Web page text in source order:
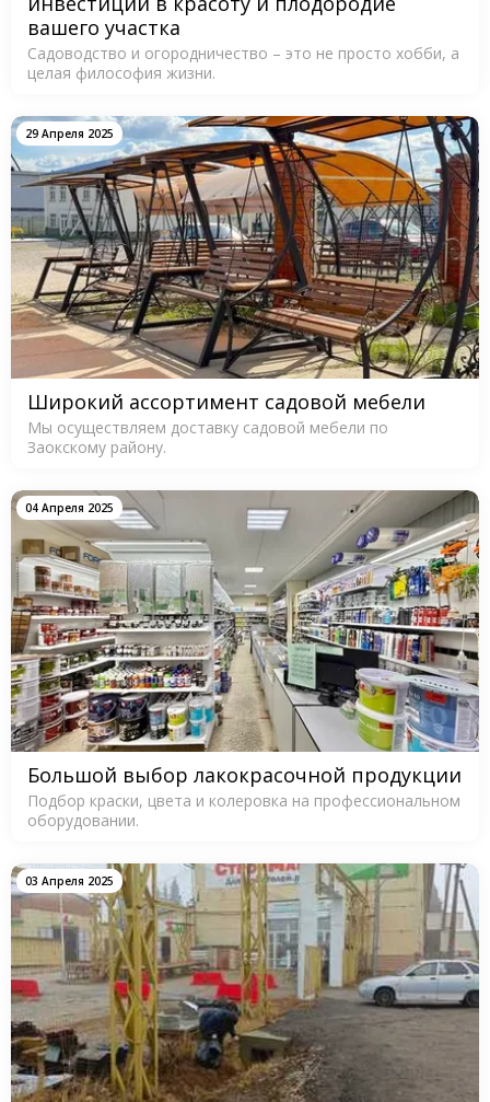
вашего участка
Садоводство и огородничество – это не просто хобби, а
целая философия жизни.
29 Апреля 2025
Широкий ассортимент садовой мебели
Мы осуществляем доставку садовой мебели по
Заокскому району.
04 Апреля 2025
Большой выбор лакокрасочной продукции
Подбор краски, цвета и колеровка на профессиональном
оборудовании.
03 Апреля 2025